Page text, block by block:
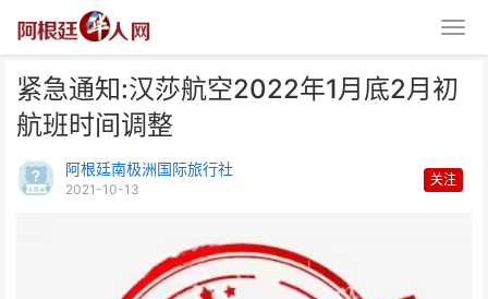
紧急通知:汉莎航空2022年1月底2月初
航班时间调整
阿根廷南极洲国际旅行社
2021-10-13
关注
紧急通知:汉莎航空2022年1月底
2月初航班时间调整